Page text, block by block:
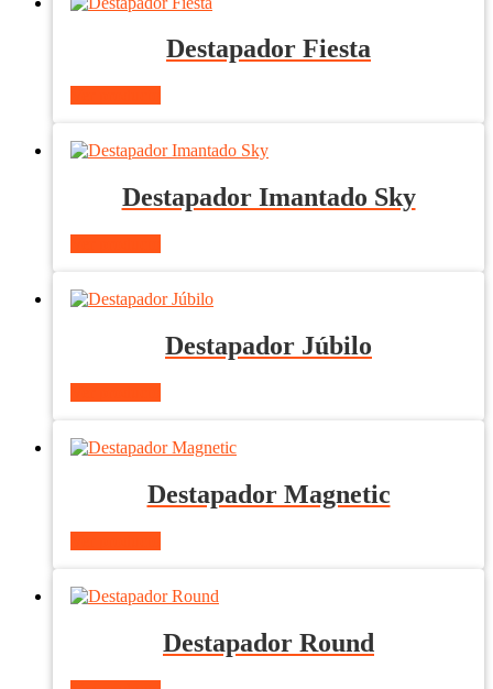
Destapador Fiesta
Destapador Imantado Sky
Destapador Júbilo
Destapador Magnetic
Destapador Round